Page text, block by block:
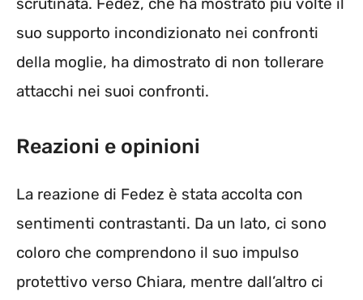
scrutinata. Fedez, che ha mostrato più volte il
suo supporto incondizionato nei confronti
della moglie, ha dimostrato di non tollerare
attacchi nei suoi confronti.
Reazioni e opinioni
La reazione di Fedez è stata accolta con
sentimenti contrastanti. Da un lato, ci sono
coloro che comprendono il suo impulso
protettivo verso Chiara, mentre dall’altro ci